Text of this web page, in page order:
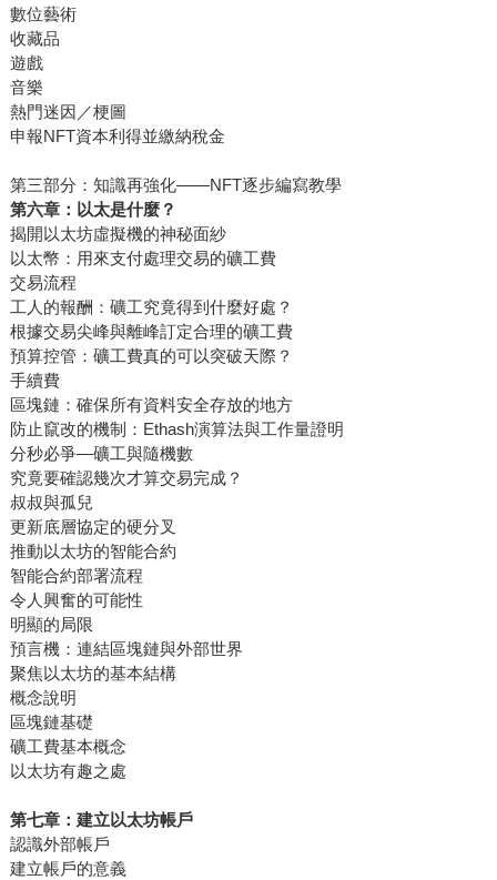
數位藝術
收藏品
遊戲
音樂
熱門迷因／梗圖
申報NFT資本利得並繳納稅金
第三部分：知識再強化——NFT逐步編寫教學
第六章：以太是什麼？
揭開以太坊虛擬機的神秘面紗
以太幣：用來支付處理交易的礦工費
交易流程
工人的報酬：礦工究竟得到什麼好處？
根據交易尖峰與離峰訂定合理的礦工費
預算控管：礦工費真的可以突破天際？
手續費
區塊鏈：確保所有資料安全存放的地方
防止竄改的機制：Ethash演算法與工作量證明
分秒必爭—礦工與隨機數
究竟要確認幾次才算交易完成？
叔叔與孤兒
更新底層協定的硬分叉
推動以太坊的智能合約
智能合約部署流程
令人興奮的可能性
明顯的局限
預言機：連結區塊鏈與外部世界
聚焦以太坊的基本結構
概念說明
區塊鏈基礎
礦工費基本概念
以太坊有趣之處
第七章：建立以太坊帳戶
認識外部帳戶
建立帳戶的意義